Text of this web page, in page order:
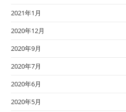
2021年1月
2020年12月
2020年9月
2020年7月
2020年6月
2020年5月